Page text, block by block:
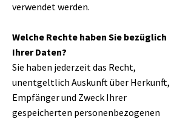
verwendet werden.
Welche Rechte haben Sie bezüglich
Ihrer Daten?
Sie haben jederzeit das Recht,
unentgeltlich Auskunft über Herkunft,
Empfänger und Zweck Ihrer
gespeicherten personenbezogenen